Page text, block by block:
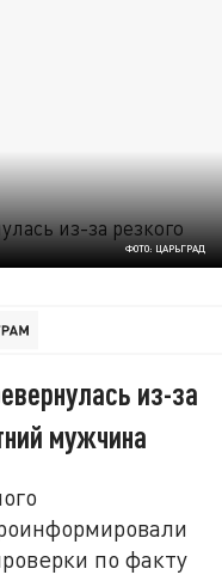
ФОТО: ЦАРЬГРАД
из-за
мужчина
по факту